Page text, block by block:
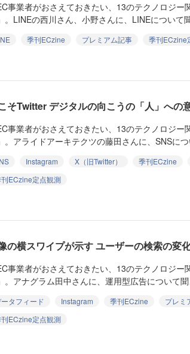
事業者がおさえておきたい、13のテクノロジー
。LINEの西川さん、小野さんに、LINEについて
季刊ECzine プレミアム記事
季刊ECzine
そTwitter デジタルの向こうの「人」への
事業者がおさえておきたい、13のテクノロジー
。アライドアーキテクツの藤田さんに、SNSに
Instagram X（旧Twitter） 季刊ECzine
ECzine定点観測
の横スワイプが示す ユーザーの検索の変
事業者がおさえておきたい、13のテクノロジー
。アナグラム田中さんに、運用型広告について
タフィード Instagram 季刊ECzine
プレミ
ECzine定点観測